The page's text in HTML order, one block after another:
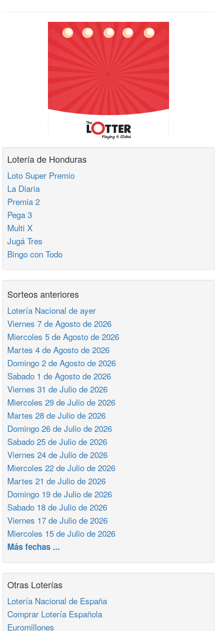
Lotería de Honduras
Loto Super Premio
La Diaria
Premia 2
Pega 3
Multi X
Jugá Tres
Bingo con Todo
Sorteos anteriores
Lotería Nacional de ayer
Viernes 7 de Agosto de 2026
Miercoles 5 de Agosto de 2026
Martes 4 de Agosto de 2026
Domingo 2 de Agosto de 2026
Sabado 1 de Agosto de 2026
Viernes 31 de Julio de 2026
Miercoles 29 de Julio de 2026
Martes 28 de Julio de 2026
Domingo 26 de Julio de 2026
Sabado 25 de Julio de 2026
Viernes 24 de Julio de 2026
Miercoles 22 de Julio de 2026
Martes 21 de Julio de 2026
Domingo 19 de Julio de 2026
Sabado 18 de Julio de 2026
Viernes 17 de Julio de 2026
Miercoles 15 de Julio de 2026
Más fechas ...
Otras Loterías
Lotería Nacional de España
Comprar Lotería Española
Euromillones